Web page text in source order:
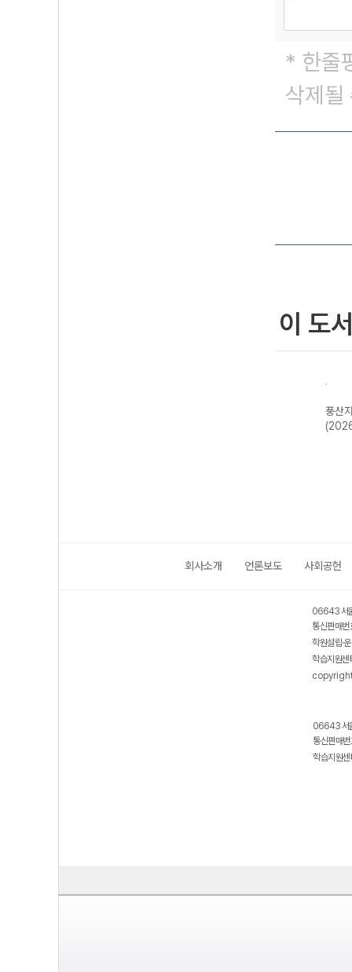
* 한줄
삭제될
이 도
풍산
회사소개 언론보도 사회공헌
06643 서
통신판매
학원설립·
학습지원
06643 서
통신판매
학습지원